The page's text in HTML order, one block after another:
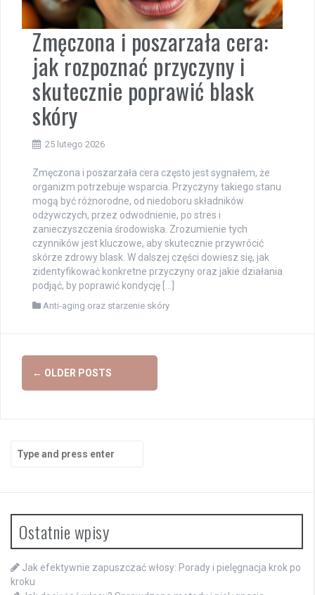
Zmęczona i poszarzała cera:
jak rozpoznać przyczyny i
skutecznie poprawić blask
skóry
25 lutego 2026
Zmęczona i poszarzała cera często jest sygnałem, że
organizm potrzebuje wsparcia. Przyczyny takiego stanu
mogą być różnorodne, od niedoboru składników
odżywczych, przez odwodnienie, po stres i
zanieczyszczenia środowiska. Zrozumienie tych
czynników jest kluczowe, aby skutecznie przywrócić
skórze zdrowy blask. W dalszej części dowiesz się, jak
zidentyfikować konkretne przyczyny oraz jakie działania
podjąć, by poprawić kondycję […]
Anti-aging oraz starzenie skóry
Posts
navigation
← OLDER POSTS
for:
Ostatnie wpisy
Jak efektywnie zapuszczać włosy: Porady i pielęgnacja krok po
kroku